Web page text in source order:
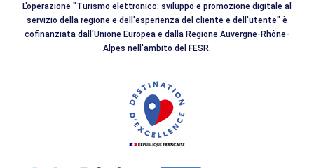
L'operazione "Turismo elettronico: sviluppo e promozione digitale al
servizio della regione e dell'esperienza del cliente e dell'utente" è
cofinanziata dall'Unione Europea e dalla Regione Auvergne-Rhône-
Alpes nell'ambito del FESR.